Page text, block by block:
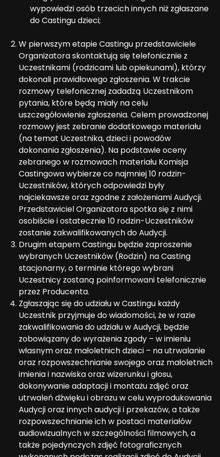
wypowiedzi osób trzecich innych niż zgłaszane
do Castingu dzieci;
W pierwszym etapie Castingu przedstawiciele
Organizatora skontaktują się telefonicznie z
Uczestnikami (rodzicami lub opiekunami), którzy
dokonali prawidłowego zgłoszenia. W trakcie
rozmowy telefonicznej zadadzą Uczestnikom
pytania, które będą miały na celu
uszczegółowienie zgłoszenia. Celem prowadzonej
rozmowy jest zebranie dodatkowego materiału
(na temat Uczestnika, dzieci i powodów
dokonania zgłoszenia). Na podstawie oceny
zebranego w rozmowach materiału Komisja
Castingowa wybierze co najmniej 10 rodzin-
Uczestników, których odpowiedzi były
najciekawsze oraz zgodne z założeniami Audycji.
Przedstawiciel Organizatora spotka się z nimi
osobiście i ostatecznie 10 rodzin-Uczestników
zostanie zakwalifikowanych do Audycji.
Drugim etapem Castingu będzie zaproszenie
wybranych Uczestników (Rodzin) na Casting
stacjonarny, o terminie którego wybrani
Uczestnicy zostaną poinformowani telefonicznie
przez Producenta.
Zgłaszając się do udziału w Castingu każdy
Uczestnik przyjmuje do wiadomości, że w razie
zakwalifikowania do udziału w Audycji, będzie
zobowiązany do wyrażenia zgody – w imieniu
własnym oraz małoletnich dzieci – na utrwalanie
oraz rozpowszechnianie swojego oraz małoletnich
imienia i nazwiska oraz wizerunku i głosu,
dokonywanie adaptacji i montażu zdjęć oraz
utrwaleń dźwięku i obrazu w celu wyprodukowania
Audycji oraz innych audycji i przekazów, a także
rozpowszechnianie ich w postaci materiałów
audiowizualnych w szczególności filmowych, a
także pojedynczych zdjęć fotograficznych